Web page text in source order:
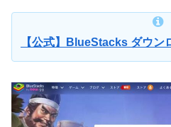
【公式】BlueStacks ダウン